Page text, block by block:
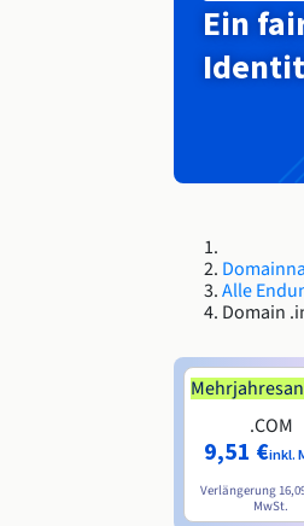
Ein
Alle
Domain
.COM
9,51 €inkl.
Verlängerung
MwSt.